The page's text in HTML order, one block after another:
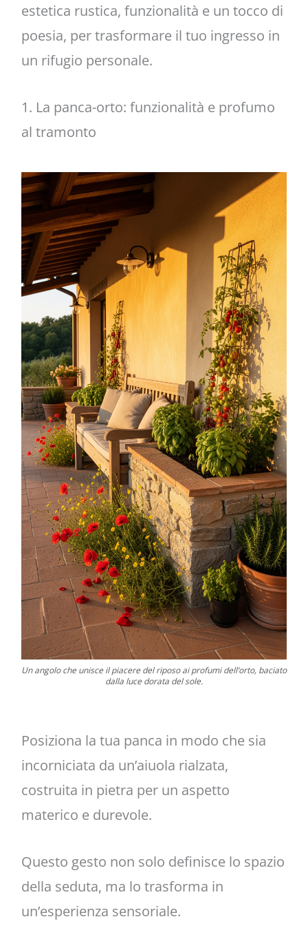
estetica rustica, funzionalità e un tocco di
poesia, per trasformare il tuo ingresso in
un rifugio personale.
1. La panca-orto: funzionalità e profumo
al tramonto
Un angolo che unisce il piacere del riposo ai profumi dell’orto, baciato
dalla luce dorata del sole.
Posiziona la tua panca in modo che sia
incorniciata da un’aiuola rialzata,
costruita in pietra per un aspetto
materico e durevole.
Questo gesto non solo definisce lo spazio
della seduta, ma lo trasforma in
un’esperienza sensoriale.